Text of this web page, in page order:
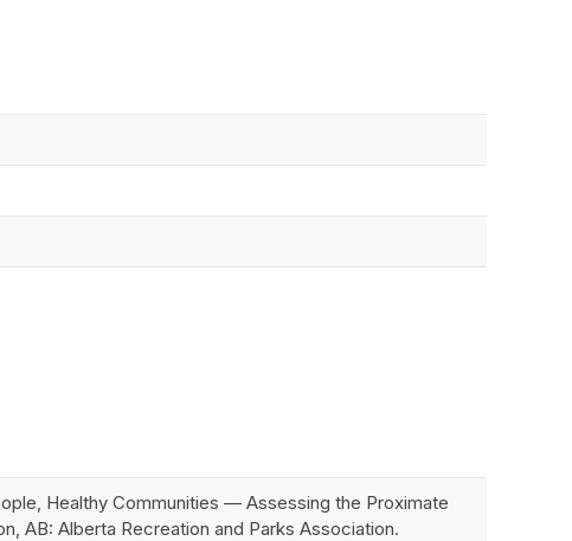
Healthy Communities — Assessing the Proximate
AB: Alberta Recreation and Parks Association.